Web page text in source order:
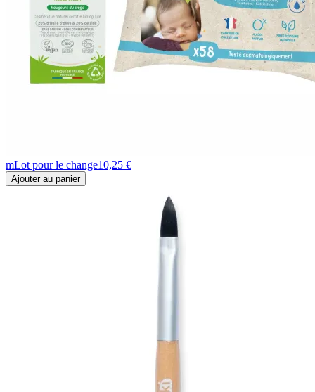
mLot pour le change10,25 €
Ajouter au panier